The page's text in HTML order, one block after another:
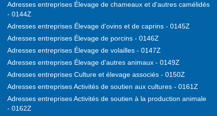
Adresses entreprises Élevage de chameaux et d'autres camélidés
- 0144Z
Adresses entreprises Élevage d'ovins et de caprins - 0145Z
Adresses entreprises Élevage de porcins - 0146Z
Adresses entreprises Élevage de volailles - 0147Z
Adresses entreprises Élevage d'autres animaux - 0149Z
Adresses entreprises Culture et élevage associés - 0150Z
Adresses entreprises Activités de soutien aux cultures - 0161Z
Adresses entreprises Activités de soutien à la production animale
- 0162Z